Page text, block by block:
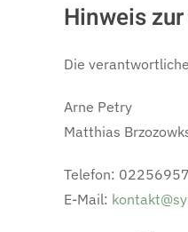
Hinweis
Die
Arne Petry
Matthias
Telefon:
E-Mail: